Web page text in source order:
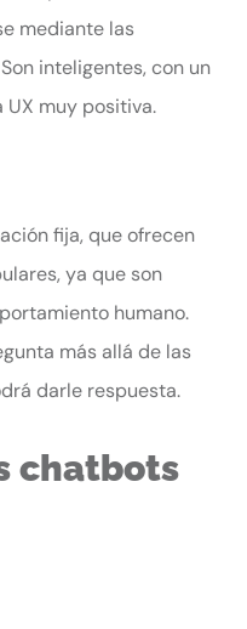
mediante las
inteligentes, con un
UX muy positiva.
fija, que ofrecen
ya que son
humano.
más allá de las
darle respuesta.
chatbots